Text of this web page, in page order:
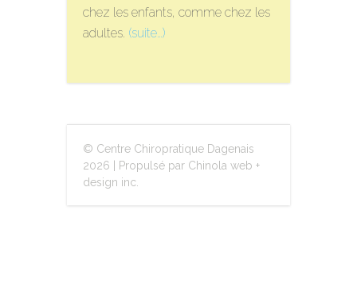
chez les enfants, comme chez les
adultes. (suite…)
© Centre Chiropratique Dagenais
2026
Propulsé par Chinola web +
design inc.